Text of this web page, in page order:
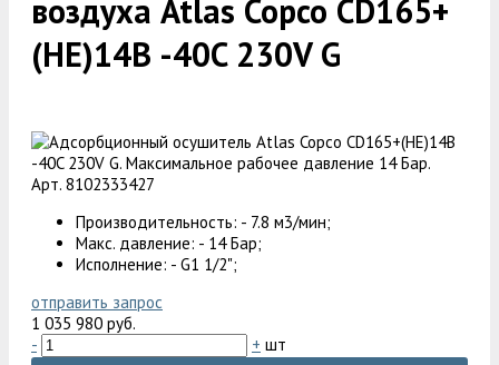
воздуха Atlas Copco CD165+
(HE)14B -40C 230V G
Арт. 8102333427
Производительность: - 7.8 м3/мин;
Макс. давление: - 14 Бар;
Исполнение: - G1 1/2";
отправить запрос
1 035 980 руб.
-
+ шт